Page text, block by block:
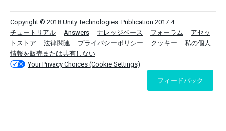
Copyright © 2018 Unity Technologies. Publication 2017.4
チュートリアル
Answers ナレッジベース フォーラム
アセッ
トストア
法律関連 プライバシーポリシー クッキー
私の個人
情報を販売または共有しない
Your Privacy Choices (Cookie Settings)
フィードバック